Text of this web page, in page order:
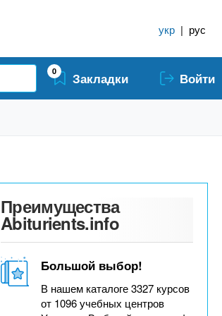
укр | рус
0 Закладки Войти
Преимущества
Abiturients.info
Большой выбор!
В нашем каталоге 3327 курсов
от 1096 учебных центров